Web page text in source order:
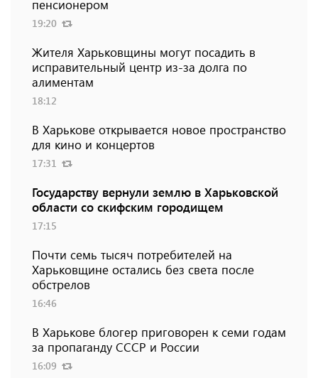
пенсионером
19:20
Жителя Харьковщины могут посадить в
исправительный центр из-за долга по
алиментам
18:12
В Харькове открывается новое пространство
для кино и концертов
17:31
Государству вернули землю в Харьковской
области со скифским городищем
17:15
Почти семь тысяч потребителей на
Харьковщине остались без света после
обстрелов
16:46
В Харькове блогер приговорен к семи годам
за пропаганду СССР и России
16:09